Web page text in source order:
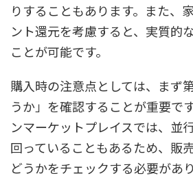
りすることもあります。また、
ント還元を考慮すると、実質的
ことが可能です。
購入時の注意点としては、まず
うか」を確認することが重要で
ンマーケットプレイスでは、並
回っていることもあるため、販
どうかをチェックする必要があ